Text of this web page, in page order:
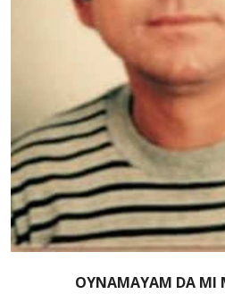
OYNAMAYAM DA MI